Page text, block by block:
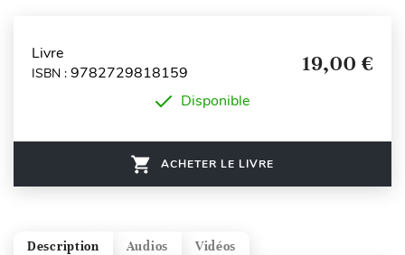
Livre
ISBN : 9782729818159 19,00 €
Disponible
ACHETER LE LIVRE
Vidéos
Audios
Description